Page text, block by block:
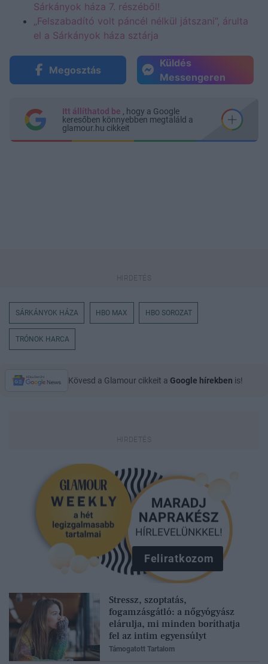
Sárkányok háza 7. részéből!
„Felszabadító volt páncél nélkül játszani”, árulta
el a Sárkányok háza sztárja
Megosztás
Küldés
Messengeren
Itt állíthatod be , hogy a Google
keresőben könnyebben megtaláld a
glamour.hu cikkeit
SÁRKÁNYOK HÁZA HBO MAX HBO SOROZAT
TRÓNOK HARCA
Kövesd a Glamour cikkeit a Google hírekben is!
Feliratkozom
Stressz, szoptatás,
fogamzásgátló: a nőgyógyász
elárulja, mi minden boríthatja
fel az intim egyensúlyt
Támogatott Tartalom